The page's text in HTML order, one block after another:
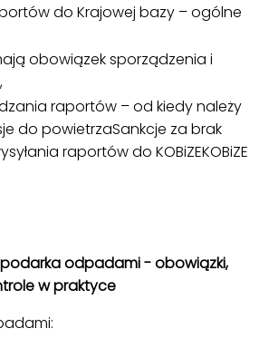
do Krajowej bazy – ogólne
obowiązek sporządzenia i
raportów – od kiedy należy
do powietrzaSankcje za brak
raportów do KOBiZEKOBiZE
odpadami - obowiązki,
w praktyce